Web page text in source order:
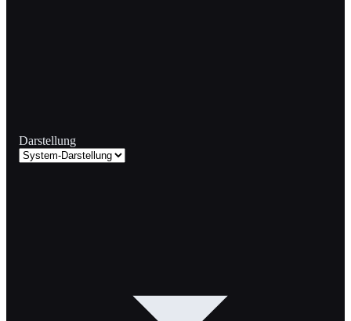
Darstellung